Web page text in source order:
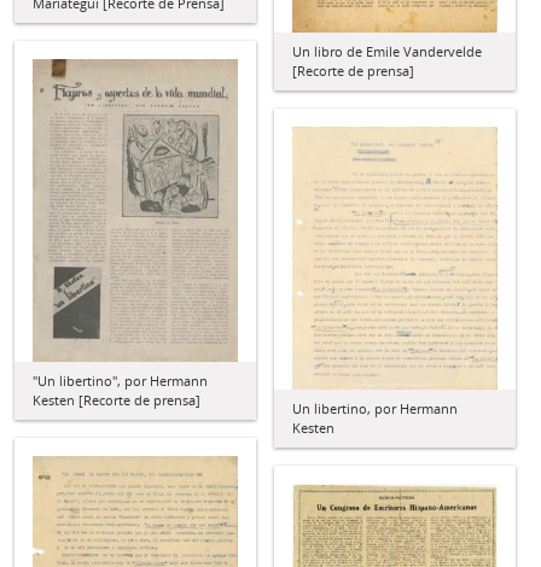
Un libro de Emile Vandervelde
[Recorte de prensa]
"Un libertino", por Hermann
Kesten [Recorte de prensa]
Un libertino, por Hermann
Kesten